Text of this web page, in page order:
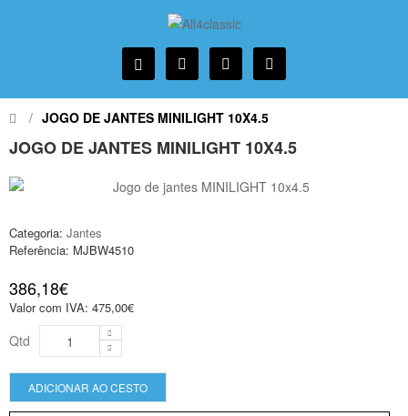
JOGO DE JANTES MINILIGHT 10X4.5
JOGO DE JANTES MINILIGHT 10X4.5
Categoria: Jantes
Referência: MJBW4510
386,18€
Valor com IVA: 475,00€
Qtd